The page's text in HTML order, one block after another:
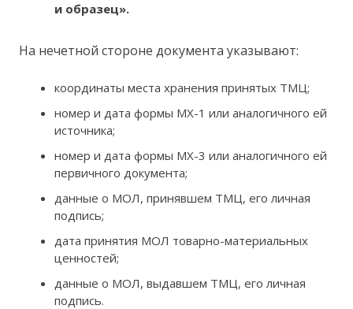
и образец».
На нечетной стороне документа указывают:
координаты места хранения принятых ТМЦ;
номер и дата формы МХ-1 или аналогичного ей
источника;
номер и дата формы МХ-3 или аналогичного ей
первичного документа;
данные о МОЛ, принявшем ТМЦ, его личная
подпись;
дата принятия МОЛ товарно-материальных
ценностей;
данные о МОЛ, выдавшем ТМЦ, его личная
подпись.